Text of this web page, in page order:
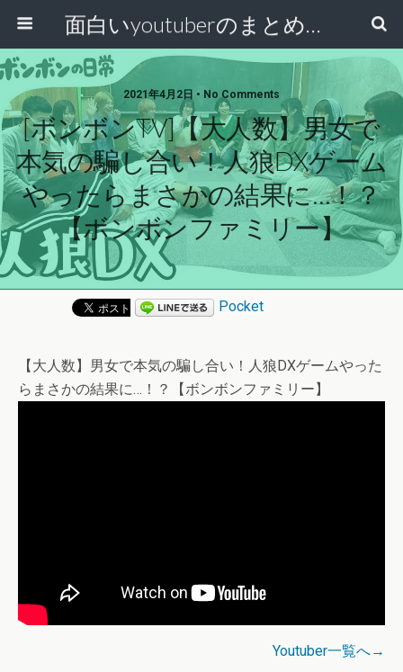
面白いyoutuberのまとめ動画
2021年4月2日 • No Comments
[ボンボンTV]【大人数】男女で
本気の騙し合い！人狼DXゲーム
やったらまさかの結果に…！？
【ボンボンファミリー】
Pocket
【大人数】男女で本気の騙し合い！人狼DXゲームやった
らまさかの結果に…！？【ボンボンファミリー】
Youtuber一覧へ→